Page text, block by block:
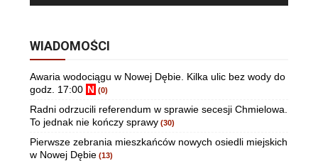
WIADOMOŚCI
Awaria wodociągu w Nowej Dębie. Kilka ulic bez wody do
godz. 17:00 N (0)
Radni odrzucili referendum w sprawie secesji Chmielowa.
To jednak nie kończy sprawy (30)
Pierwsze zebrania mieszkańców nowych osiedli miejskich
w Nowej Dębie (13)